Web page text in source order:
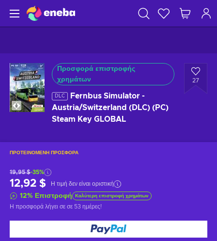
Προσφορά επιστροφής
χρημάτων
DLC
Fernbus Simulator -
Austria/Switzerland (DLC) (PC)
Steam Key GLOBAL
27
ΠΡΟΤΕΙΝΌΜΕΝΗ ΠΡΟΣΦΟΡΆ
19,95 $-35%
12,92 $ Η τιμή δεν είναι οριστική
12% Επιστροφή Καλύτερη επιστροφή χρημάτων
Η προσφορά λήγει σε σε 53 ημέρες!